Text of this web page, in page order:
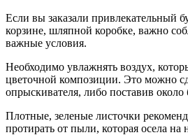
Если вы заказали привлекательный
корзине, шляпной коробке, важно
важные условия.
Необходимо увлажнять воздух,
цветочной композиции. Это можно
опрыскивателя, либо поставив около
Плотные, зеленые листочки
протирать от пыли, которая осела на